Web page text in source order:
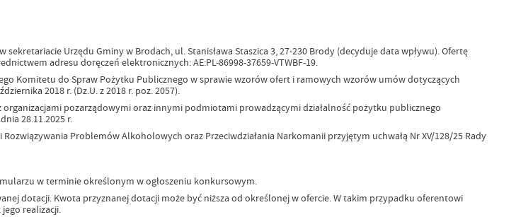
Urzędu Gminy w Brodach, ul. Stanisława Staszica 3, 27-230 Brody (decyduje data wpływu). Ofertę
adresu doręczeń elektronicznych: AE:PL-86998-37659-VTWBF-19.
Komitetu do Spraw Pożytku Publicznego w sprawie wzorów ofert i ramowych wzorów umów dotyczących
2018 r. (Dz.U. z 2018 r. poz. 2057).
pozarządowymi oraz innymi podmiotami prowadzącymi działalność pożytku publicznego
28.11.2025 r.
Problemów Alkoholowych oraz Przeciwdziałania Narkomanii przyjętym uchwałą Nr XV/128/25 Rady
w terminie określonym w ogłoszeniu konkursowym.
dotacji. Kwota przyznanej dotacji może być niższa od określonej w ofercie. W takim przypadku oferentowi
realizacji.